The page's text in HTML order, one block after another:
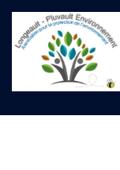
Aller
contenu